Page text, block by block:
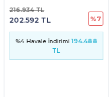
202.592 TL
216.934 TL
%7
%4 Havale İndirimi 194.488
TL